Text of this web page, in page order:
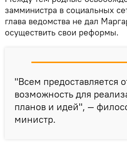
замминистра в социальных
глава ведомства не дал
осуществить свои реформы.
"Всем предоставляется
возможность для
планов и идей", —
министр.